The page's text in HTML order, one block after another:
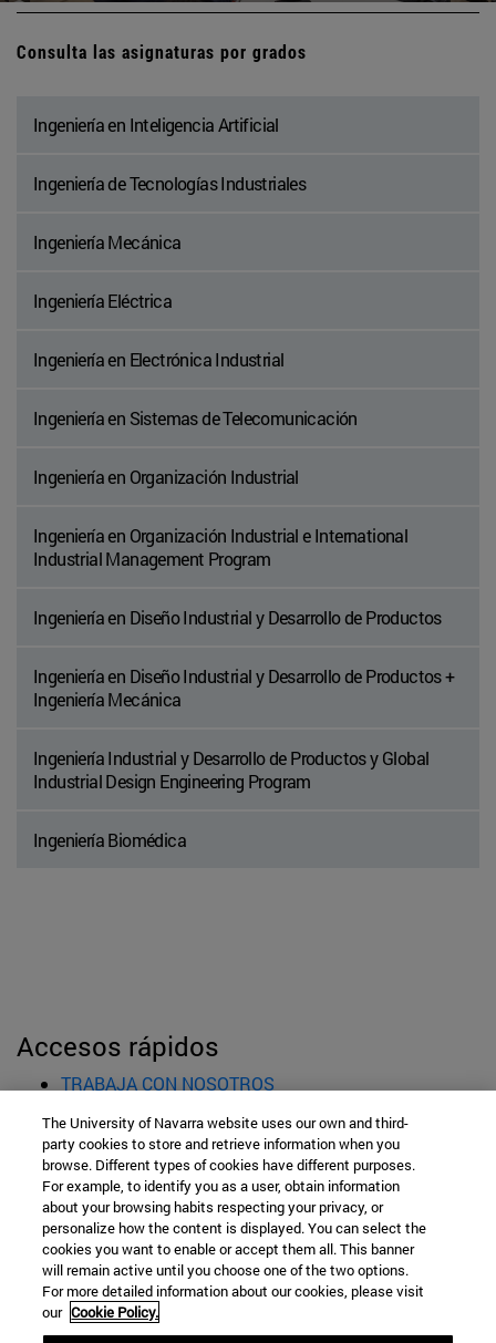
Consulta las asignaturas por grados
Ingeniería en Inteligencia Artificial
Ingeniería de Tecnologías Industriales
Ingeniería Mecánica
Ingeniería Eléctrica
Ingeniería en Electrónica Industrial
Ingeniería en Sistemas de Telecomunicación
Ingeniería en Organización Industrial
Ingeniería en Organización Industrial e International
Industrial Management Program
Ingeniería en Diseño Industrial y Desarrollo de Productos
Ingeniería en Diseño Industrial y Desarrollo de Productos +
Ingeniería Mecánica
Ingeniería Industrial y Desarrollo de Productos y Global
Industrial Design Engineering Program
Ingeniería Biomédica
Accesos rápidos
TRABAJA CON NOSOTROS
ADMISIÓN Y AYUDAS(abre en nueva ventana)
CONOCE LA ESCUELA(abre en nueva ventana)
PROFESORES E INVESTIGACIÓN(abre en nueva
SALIDAS PROFESIONALES(abre en nueva ventana)
ESTUDIANTES(abre en nueva ventana)
Información legal
Accesibilidad
The University of Navarra website uses our own and third-
party cookies to store and retrieve information when you
browse. Different types of cookies have different purposes.
For example, to identify you as a user, obtain information
about your browsing habits respecting your privacy, or
personalize how the content is displayed. You can select the
cookies you want to enable or accept them all. This banner
will remain active until you choose one of the two options.
For more detailed information about our cookies, please visit
our Cookie Policy.